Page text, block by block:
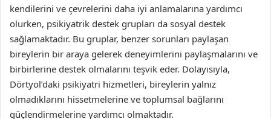
kendilerini ve çevrelerini daha iyi anlamalarına yardımcı
olurken, psikiyatrik destek grupları da sosyal destek
sağlamaktadır. Bu gruplar, benzer sorunları paylaşan
bireylerin bir araya gelerek deneyimlerini paylaşmalarını ve
birbirlerine destek olmalarını teşvik eder. Dolayısıyla,
Dörtyol’daki psikiyatri hizmetleri, bireylerin yalnız
olmadıklarını hissetmelerine ve toplumsal bağlarını
güçlendirmelerine yardımcı olmaktadır.